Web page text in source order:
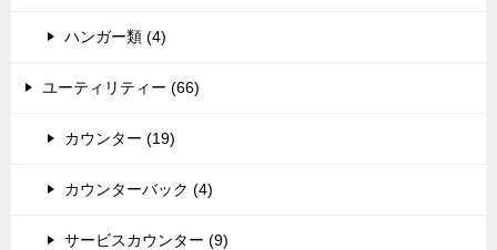
ハンガー類 (4)
ユーティリティー (66)
カウンター (19)
カウンターバック (4)
サービスカウンター (9)